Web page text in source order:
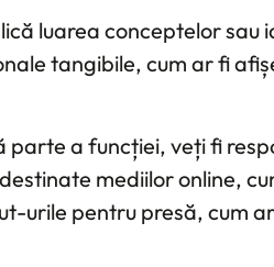
luarea conceptelor sau
tangibile, cum ar fi
a funcției, veți fi
mediilor online,
urile pentru presă, cum